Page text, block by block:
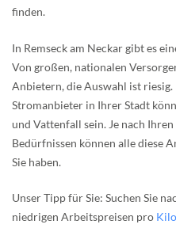
finden.
In Remseck am Neckar gibt es
Von großen, nationalen
Anbietern, die Auswahl ist riesig.
Stromanbieter in Ihrer Stadt
und Vattenfall sein. Je nach
Bedürfnissen können alle diese
Sie haben.
Unser Tipp für Sie: Suchen Sie
niedrigen Arbeitspreisen pro